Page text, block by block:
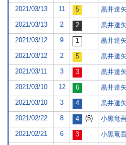
2021/03/13 11 黒井達
2021/03/13 2 黒井達
2021/03/12 9 黒井達
2021/03/12 2 黒井達
2021/03/11 3 黒井達
2021/03/10 12 黒井達
2021/03/10 3 黒井達
2021/02/22 8 (5) 小黒竜
2021/02/21 6 小黒竜